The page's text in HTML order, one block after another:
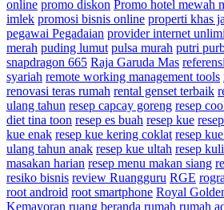
online promo diskon Promo hotel mewah
imlek promosi bisnis online properti khas
pegawai Pegadaian provider internet
merah puding lumut pulsa murah putri
snapdragon 665 Raja Garuda Mas
syariah remote working management tools
renovasi teras rumah rental genset terbaik
ulang tahun resep capcay goreng resep
diet tina toon resep es buah resep kue
kue enak resep kue kering coklat resep
ulang tahun anak resep kue ultah resep
masakan harian resep menu makan siang
resiko bisnis review Ruangguru RGE
root android root smartphone Royal
Kemayoran ruang beranda rumah rumah